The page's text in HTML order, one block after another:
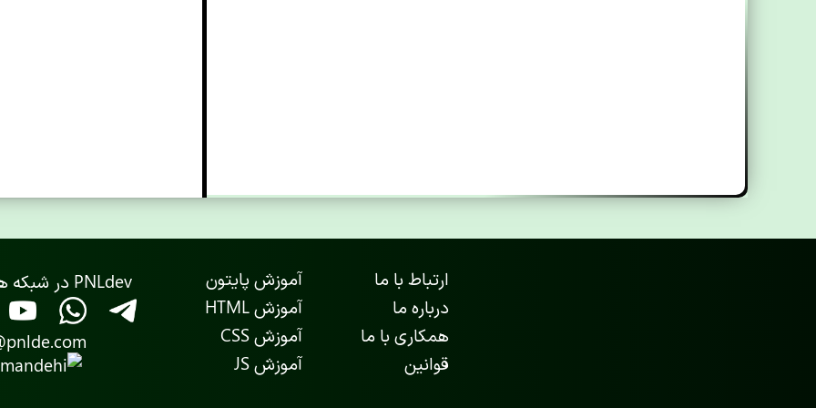
ارتباط با ما
درباره ما
همکاری با ما
قوانین
آموزش پایتون
آموزش HTML
آموزش CSS
آموزش JS
PNLdev در شبکه های اجتماعی